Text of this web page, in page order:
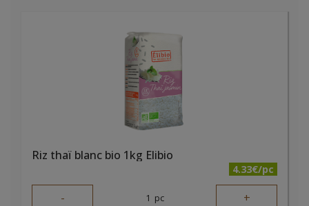
Riz thaï blanc bio 1kg Elibio
4.33€/pc
- 1 pc +